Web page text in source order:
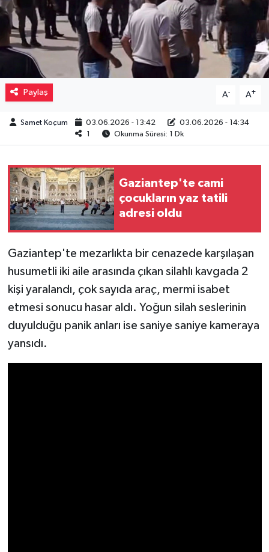
Paylaş A- A+
Samet Koçum 03.06.2026 - 13:42
03.06.2026 - 14:34
1
Okunma Süresi: 1 Dk
Gaziantep'te cami
çocukların yaz tatili
adresi oldu
Gaziantep'te mezarlıkta bir cenazede karşılaşan
husumetli iki aile arasında çıkan silahlı kavgada 2
kişi yaralandı, çok sayıda araç, mermi isabet
etmesi sonucu hasar aldı. Yoğun silah seslerinin
duyulduğu panik anları ise saniye saniye kameraya
yansıdı.
Piyasa
Resmi İlanlar
Sağlık
Spor
Teknoloji
Türkiye
Video Haber
Yaşam
Yeme-İçme